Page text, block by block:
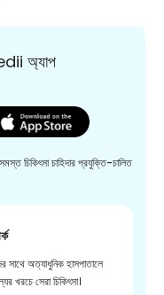
অ্যাপ
চিকিৎসা চাহিদার প্রযুক্তি-চালিত
সাথে অত্যাধুনিক হাসপাতালে
খরচে সেরা চিকিৎসা।